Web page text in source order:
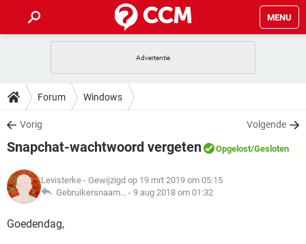
MENU
INSTAGRAM
NETFLIX
GRATIS SNAPCHAT
TIKTOK
HOW-TO
VIDEOBELLEN
GRATIS SNAPCHAT
TIKTOK
DOWNLOADS
VIDEOBELLEN GAMES
INSTAGRAM
NETFLIX CORONAVIRUS
GRATIS
FORUM
VIDEOBELLEN GAMES
INSTAGRAM
NETFLIX
ARTIKELEN
VIDEOBELLEN
Forum Windows
Vorig Volgende
Snapchat-wachtwoord vergeten Opgelost/Gesloten
Levisterke - Gewijzigd op 19 mrt 2019 om 05:15
Gebruikersnaam... - 9 aug 2018 om 01:32
Goedendag,